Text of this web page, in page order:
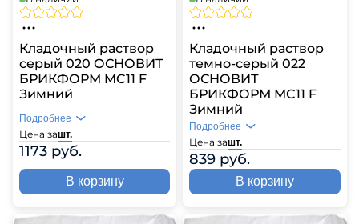
Кладочный раствор
серый 020 ОСНОВИТ
БРИКФОРМ MC11 F
Зимний
Цена зашт.
1173 руб.
Подробнее
В корзину
Кладочный раствор
темно-серый 022
ОСНОВИТ
БРИКФОРМ MC11 F
Зимний
Цена зашт.
839 руб.
Подробнее
В корзину